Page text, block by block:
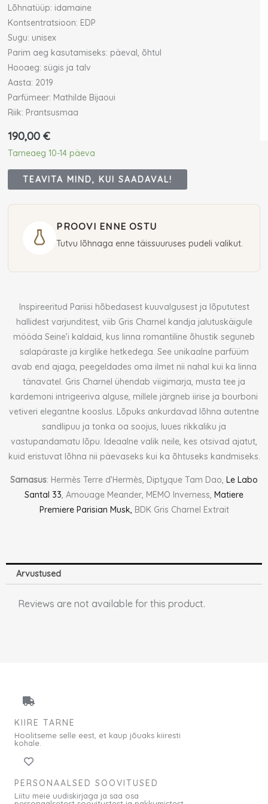
Lõhnatüüp: idamaine
Kontsentratsioon: EDP
Sugu: unisex
Parim aeg kasutamiseks: päeval, õhtul
Hooaeg: sügis ja talv
Aasta: 2019
Parfümeer: Mathilde Bijaoui
Riik: Prantsusmaa
190,00€
Tarneaeg 10-14 päeva
TEAVITA MIND, KUI SAADAVAL!
PROOVI ENNE OSTU
Tutvu lõhnaga enne täissuuruses pudeli valikut.
Inspireeritud Pariisi hõbedasest kuuvalgusest ja lõpututest
hallidest varjunditest, viib Gris Charnel kandja jalutuskäigule
mööda Seine’i kaldaid, kus linna romantiline õhustik seguneb
salapäraste ja kirglike hetkedega. See unikaalne parfüüm
avab end ajaga, peegeldades oma ilmet nii nahal kui ka linna
tänavatel. Gris Charnel ühendab viigimarja, musta tee ja
kardemoni intrigeeriva alguse, millele järgneb iirise ja bourboni
vetiveri elegantne kooslus. Lõpuks ankurdavad lõhna autentne
sandlipuu ja tonka oa soojus, luues rikkaliku ja
vastupandamatu lõpu. Ideaalne valik neile, kes otsivad ajatut,
kuid eristuvat lõhna nii päevaseks kui ka õhtuseks kandmiseks.
Sarnasus: Hermès Terre d’Hermès, Diptyque Tam Dao, Le Labo
Santal 33, Amouage Meander, MEMO Inverness, Matiere
Premiere Parisian Musk, BDK Gris Charnel Extrait
Arvustused
Reviews are not available for this product.
KIIRE TARNE
Hoolitseme selle eest, et kaup jõuaks kiiresti
kohale.
PERSONAALSED SOOVITUSED
Liitu meie uudiskirjaga ja saa osa